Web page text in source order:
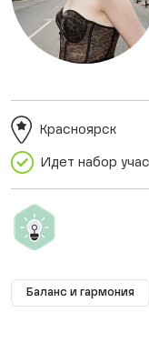
Идет набор
Красноярск
Баланс и гармония